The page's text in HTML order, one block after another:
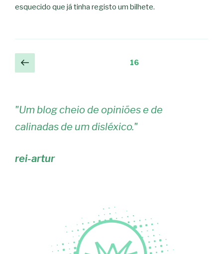
esquecido que já tinha registo um bilhete.
Navegação
de
Página
anterior
16
"Um blog cheio de opiniões e de
calinadas de um disléxico."
rei-artur